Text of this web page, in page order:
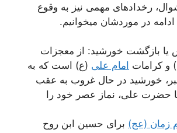
رخدادهای مهمی نیز به وقوع
ادامه در موردشان میخوانیم.
یا بازگشت خورشید: از معجزات
و کرامات امام علی (ع) است که به
خورشید در حال غروب به عقب
حضرت علی، نماز عصر خود را
زمان (عج) برای حسین ابن روح